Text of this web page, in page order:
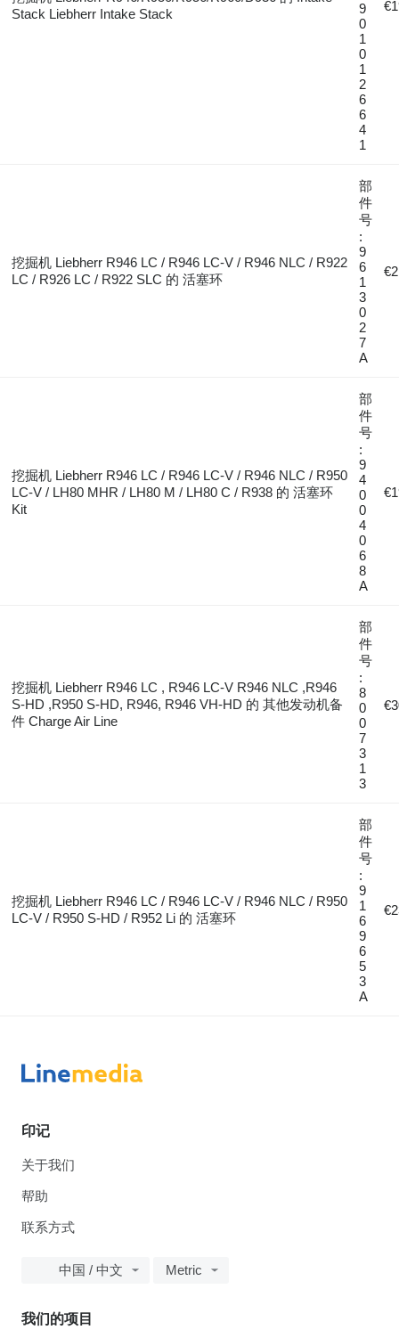
Stack Liebherr Intake Stack
9
0
1
0
1
2
6
6
4
1
挖掘机 Liebherr R946 LC / R946 LC-V / R946 NLC / R922
LC / R926 LC / R922 SLC 的 活塞环
部
件
号
:
9
6
1
3
0
2
7
A
挖掘机 Liebherr R946 LC / R946 LC-V / R946 NLC / R950
LC-V / LH80 MHR / LH80 M / LH80 C / R938 的 活塞环
Kit
部
件
号
:
9
4
0
0
4
0
6
8
A
挖掘机 Liebherr R946 LC , R946 LC-V R946 NLC ,R946
S-HD ,R950 S-HD, R946, R946 VH-HD 的 其他发动机备
件 Charge Air Line
部
件
号
:
8
0
0
7
3
1
3
挖掘机 Liebherr R946 LC / R946 LC-V / R946 NLC / R950
LC-V / R950 S-HD / R952 Li 的 活塞环
部
件
号
:
9
1
6
9
6
5
3
A
印记
关于我们
帮助
联系方式
中国 / 中文 Metric
我们的项目